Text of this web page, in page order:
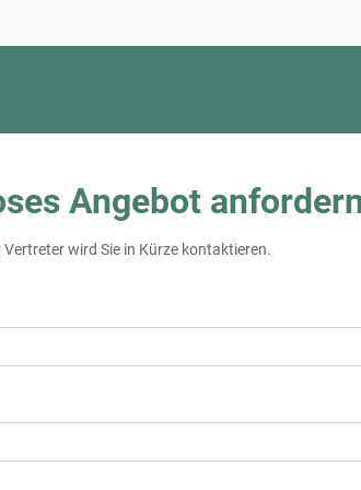
Angebot
Vertreter wird Sie in Kürze kontaktieren.